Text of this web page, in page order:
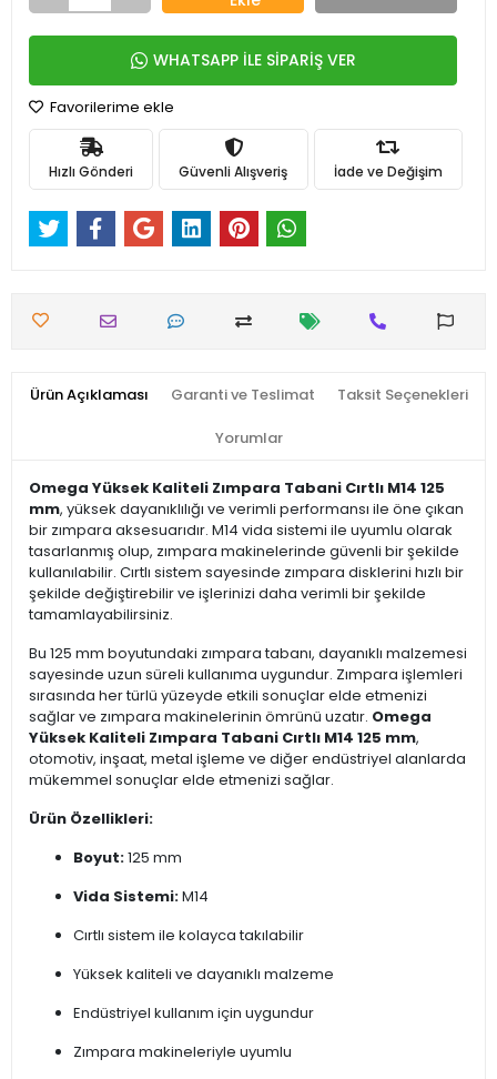
WHATSAPP İLE SİPARİŞ VER
Favorilerime ekle
Hızlı Gönderi Güvenli Alışveriş İade ve Değişim
Ürün Açıklaması Garanti ve Teslimat Taksit Seçenekleri
Yorumlar
Omega Yüksek Kaliteli Zımpara Tabani Cırtlı M14 125
mm, yüksek dayanıklılığı ve verimli performansı ile öne çıkan
bir zımpara aksesuarıdır. M14 vida sistemi ile uyumlu olarak
tasarlanmış olup, zımpara makinelerinde güvenli bir şekilde
kullanılabilir. Cırtlı sistem sayesinde zımpara disklerini hızlı bir
şekilde değiştirebilir ve işlerinizi daha verimli bir şekilde
tamamlayabilirsiniz.
Bu 125 mm boyutundaki zımpara tabanı, dayanıklı malzemesi
sayesinde uzun süreli kullanıma uygundur. Zımpara işlemleri
sırasında her türlü yüzeyde etkili sonuçlar elde etmenizi
sağlar ve zımpara makinelerinin ömrünü uzatır. Omega
Yüksek Kaliteli Zımpara Tabani Cırtlı M14 125 mm,
otomotiv, inşaat, metal işleme ve diğer endüstriyel alanlarda
mükemmel sonuçlar elde etmenizi sağlar.
Ürün Özellikleri:
Boyut:125 mm
Vida Sistemi:M14
Cırtlı sistem ile kolayca takılabilir
Yüksek kaliteli ve dayanıklı malzeme
Endüstriyel kullanım için uygundur
Zımpara makineleriyle uyumlu